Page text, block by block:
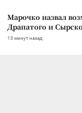
Марочко назвал
Драпатого и
13 минут назад